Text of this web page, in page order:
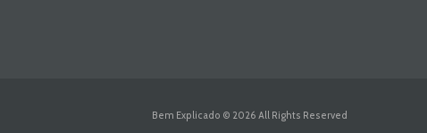
Bem Explicado © 2026 All Rights Reserved